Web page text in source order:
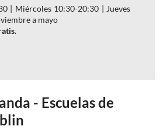
| Miércoles 10:30-20:30 | Jueves
a mayo
.
- Escuelas de